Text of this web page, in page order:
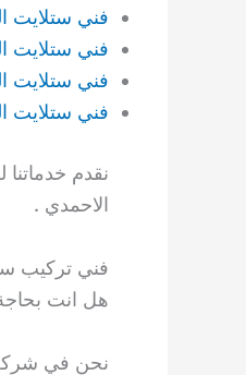
فني ستلايت
فني ستلايت
فني ستلايت
فني ستلايت
نقدم
الاحمدي .
فني تركيب
هل انت
نحن في شركة